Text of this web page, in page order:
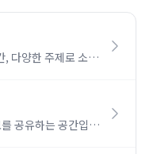
, 다양한 주제로 소통
공유하는 공간입니